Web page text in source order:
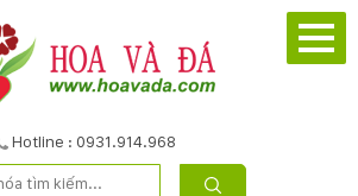
Hotline : 0931.914.968